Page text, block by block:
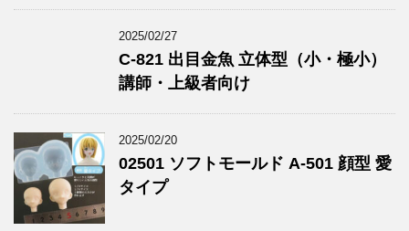
2025/02/27
C-821 出目金魚 立体型（小・極小）
講師・上級者向け
2025/02/20
02501 ソフトモールド A-501 顔型 愛
タイプ